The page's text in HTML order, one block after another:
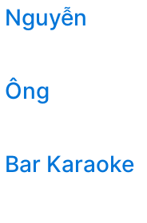
Karaoke